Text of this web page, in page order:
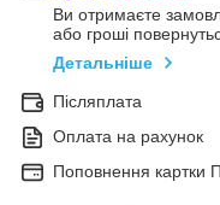
Ви отримаєте
або гроші
Детальніше
Післяплата
Оплата на рахунок
Поповнення картки